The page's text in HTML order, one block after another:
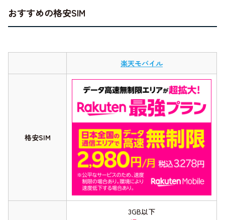
おすすめの格安SIM
楽天モバイル
格安SIM
3GB以下